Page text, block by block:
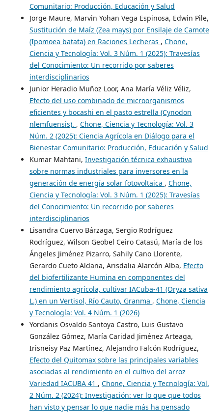
Comunitario: Producción, Educación y Salud
Jorge Maure, Marvin Yohan Vega Espinosa, Edwin Pile,
Sustitución de Maíz (Zea mays) por Ensilaje de Camote
(Ipomoea batata) en Raciones Lecheras , Chone,
Ciencia y Tecnología: Vol. 3 Núm. 1 (2025): Travesías
del Conocimiento: Un recorrido por saberes
interdisciplinarios
Junior Heradio Muñoz Loor, Ana María Véliz Véliz,
Efecto del uso combinado de microorganismos
eficientes y bocashi en el pasto estrella (Cynodon
nlemfuensis). , Chone, Ciencia y Tecnología: Vol. 3
Núm. 2 (2025): Ciencia Agrícola en Diálogo para el
Bienestar Comunitario: Producción, Educación y Salud
Kumar Mahtani, Investigación técnica exhaustiva
sobre normas industriales para inversores en la
generación de energía solar fotovoltaica , Chone,
Ciencia y Tecnología: Vol. 3 Núm. 1 (2025): Travesías
del Conocimiento: Un recorrido por saberes
interdisciplinarios
Lisandra Cuervo Bárzaga, Sergio Rodríguez
Rodríguez, Wilson Geobel Ceiro Catasú, María de los
Ángeles Jiménez Pizarro, Sahily Cano Llorente,
Gerardo Cueto Aldana, Arisdalia Alarcón Alba, Efecto
del biofertilizante Humina en componentes del
rendimiento agrícola, cultivar IACuba-41 (Oryza sativa
L.) en un Vertisol, Río Cauto, Granma , Chone, Ciencia
y Tecnología: Vol. 4 Núm. 1 (2026)
Yordanis Osvaldo Santoya Castro, Luis Gustavo
González Gómez, María Caridad Jiménez Arteaga,
Irisneisy Paz Martínez, Alejandro Falcón Rodríguez,
Efecto del Quitomax sobre las principales variables
asociadas al rendimiento en el cultivo del arroz
Variedad IACUBA 41 , Chone, Ciencia y Tecnología: Vol.
2 Núm. 2 (2024): Investigación: ver lo que que todos
han visto y pensar lo que nadie más ha pensado